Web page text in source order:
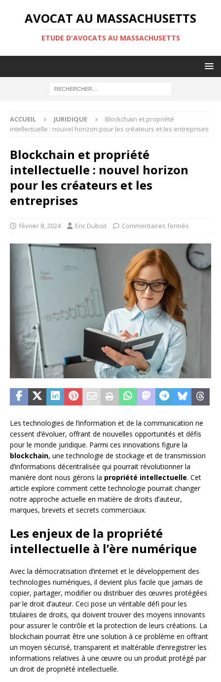
AVOCAT AU MASSACHUSETTS
ETUDE D'AVOCATS AU MASSACHUSETTS
ACCUEIL JURIDIQUE
Blockchain et propriété
intellectuelle : nouvel horizon pour les créateurs et les entreprises
Blockchain et propriété
intellectuelle : nouvel horizon
pour les créateurs et les
entreprises
février 8, 2024 Eric Duboit Commentaires fermés
Les technologies de l’information et de la communication ne
cessent d’évoluer, offrant de nouvelles opportunités et défis
pour le monde juridique. Parmi ces innovations figure la
blockchain, une technologie de stockage et de transmission
d’informations décentralisée qui pourrait révolutionner la
manière dont nous gérons la propriété intellectuelle. Cet
article explore comment cette technologie pourrait changer
notre approche actuelle en matière de droits d’auteur,
marques, brevets et secrets commerciaux.
Les enjeux de la propriété
intellectuelle à l’ère numérique
Avec la démocratisation d’internet et le développement des
technologies numériques, il devient plus facile que jamais de
copier, partager, modifier ou distribuer des œuvres protégées
par le droit d’auteur. Ceci pose un véritable défi pour les
titulaires de droits, qui doivent trouver des moyens innovants
pour assurer le contrôle et la protection de leurs créations. La
blockchain pourrait être une solution à ce problème en offrant
un moyen sécurisé, transparent et inaltérable d’enregistrer les
informations relatives à une œuvre ou un produit protégé par
un droit de propriété intellectuelle.